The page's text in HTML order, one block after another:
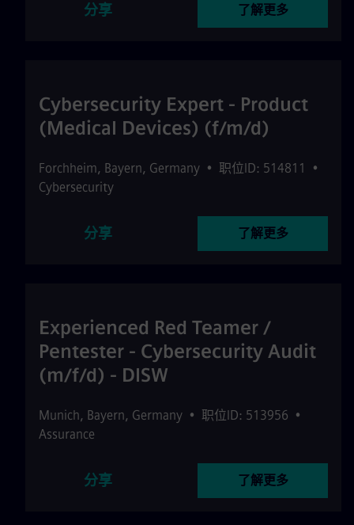
分享 了解更多
Cybersecurity Expert - Product
(Medical Devices) (f/m/d)
Forchheim, Bayern, Germany • 职位ID: 514811
•
Cybersecurity
分享 了解更多
Experienced Red Teamer /
Pentester - Cybersecurity Audit
(m/f/d) - DISW
Munich, Bayern, Germany • 职位ID: 513956 •
Assurance
分享 了解更多